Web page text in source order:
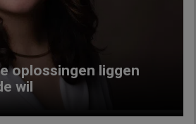
oplossingen liggen
wil